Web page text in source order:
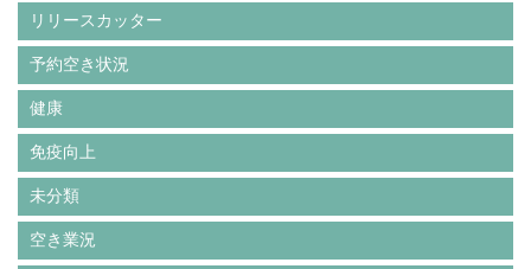
リリースカッター
予約空き状況
健康
免疫向上
未分類
空き業況